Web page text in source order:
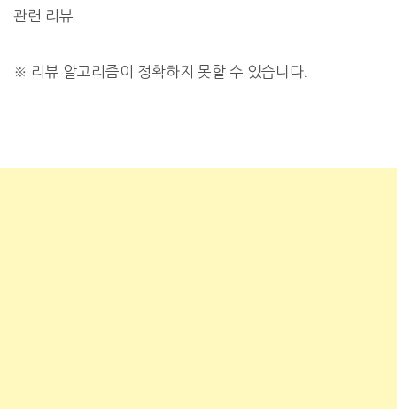
관련 리뷰
※ 리뷰 알고리즘이 정확하지 못할 수 있습니다.